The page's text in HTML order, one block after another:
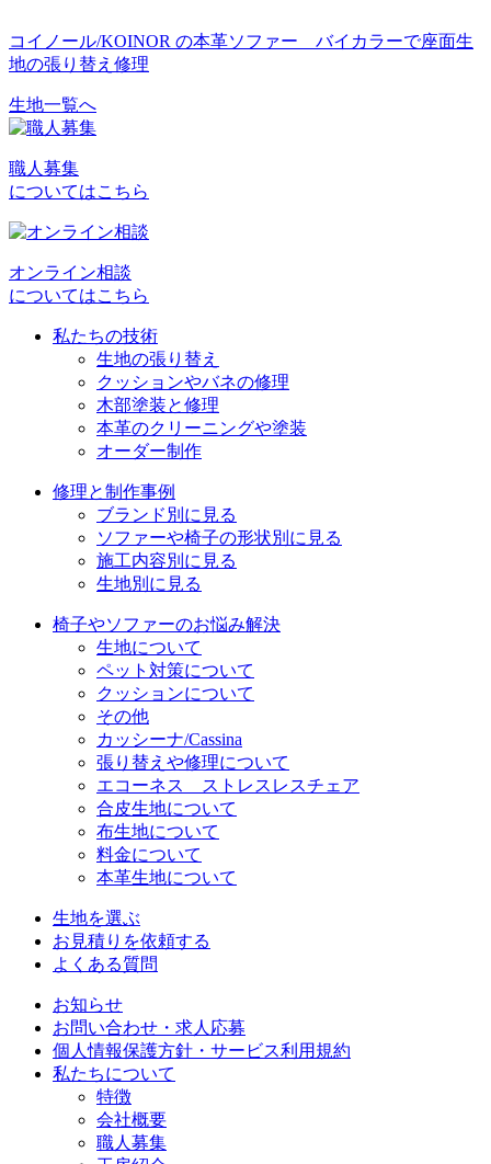
コイノール/KOINOR の本革ソファー バイカラーで座面生
地の張り替え修理
投
ナ
ビ
ー
生地一覧へ
職人募集
についてはこちら
オンライン相談
についてはこちら
私たちの技術
生地の張り替え
クッションやバネの修理
木部塗装と修理
本革のクリーニングや塗装
オーダー制作
修理と制作事例
ブランド別に見る
ソファーや椅子の形状別に見る
施工内容別に見る
生地別に見る
椅子やソファーのお悩み解決
生地について
ペット対策について
クッションについて
その他
カッシーナ/Cassina
張り替えや修理について
エコーネス ストレスレスチェア
合皮生地について
布生地について
料金について
本革生地について
生地を選ぶ
お見積りを依頼する
よくある質問
お知らせ
お問い合わせ・求人応募
個人情報保護方針・サービス利用規約
私たちについて
特徴
会社概要
職人募集